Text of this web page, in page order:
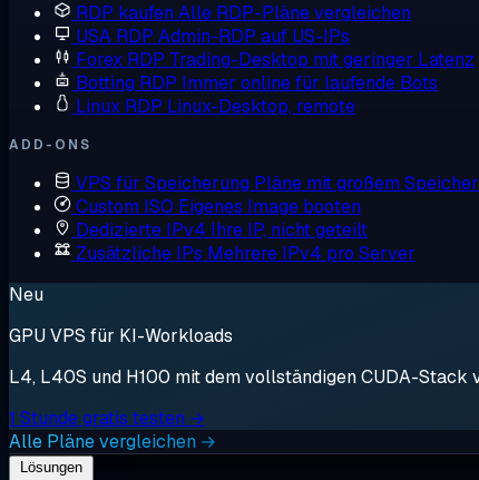
RDP kaufen Alle RDP-Pläne vergleichen
USA RDP Admin-RDP auf US-IPs
Forex RDP Trading-Desktop mit geringer Latenz
Botting RDP Immer online für laufende Bots
Linux RDP Linux-Desktop, remote
ADD-ONS
VPS für Speicherung Pläne mit großem Speicher
Custom ISO Eigenes Image booten
Dedizierte IPv4 Ihre IP, nicht geteilt
Zusätzliche IPs Mehrere IPv4 pro Server
Neu
GPU VPS für KI-Workloads
L4, L40S und H100 mit dem vollständigen CUDA-
1 Stunde gratis testen →
Alle Pläne vergleichen →